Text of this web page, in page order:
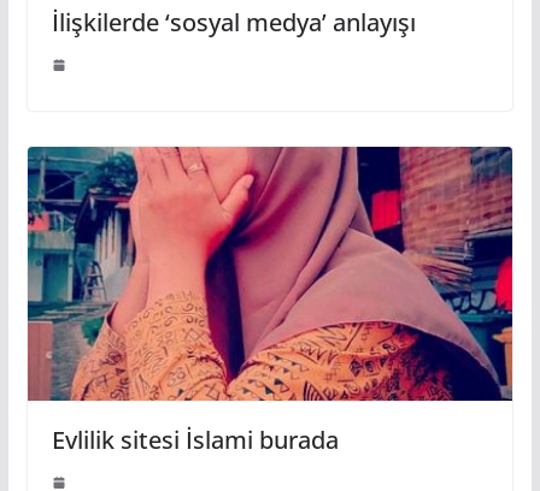
İlişkilerde ‘sosyal medya’ anlayışı
Evlilik sitesi İslami burada